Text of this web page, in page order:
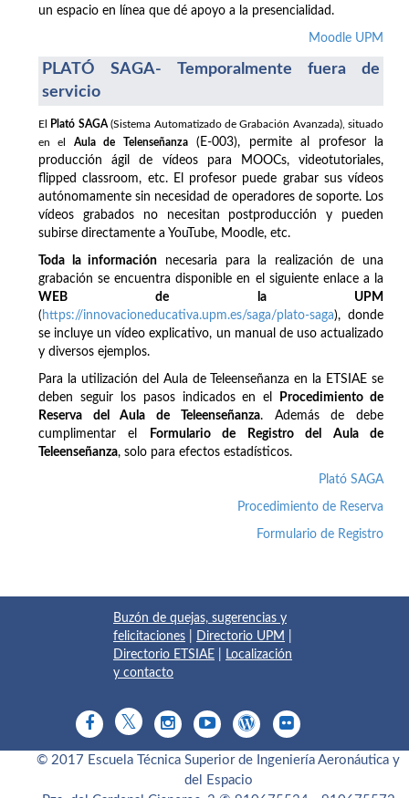
un espacio en línea que dé apoyo a la presencialidad.
Moodle UPM
PLATÓ SAGA- Temporalmente fuera de
servicio
El Plató SAGA(Sistema Automatizado de Grabación Avanzada), situado
en el Aula de Telenseñanza(E-003), permite al profesor la
producción ágil de vídeos para MOOCs, videotutoriales,
flipped classroom, etc. El profesor puede grabar sus vídeos
autónomamente sin necesidad de operadores de soporte. Los
vídeos grabados no necesitan postproducción y pueden
subirse directamente a YouTube, Moodle, etc.
Toda la información necesaria para la realización de una
grabación se encuentra disponible en el siguiente enlace a la
WEB de la UPM
( https://innovacioneducativa.upm.es/saga/plato-saga), donde
se incluye un vídeo explicativo, un manual de uso actualizado
y diversos ejemplos.
Para la utilización del Aula de Teleenseñanza en la ETSIAE se
deben seguir los pasos indicados en el
Procedimiento de
Reserva del Aula de Teleenseñanza. Además de debe
cumplimentar el
Formulario de Registro del Aula de
Teleenseñanza, solo para efectos estadísticos.
Plató SAGA
Procedimiento de Reserva
Formulario de Registro
Buzón de quejas, sugerencias y
felicitaciones
Directorio UPM
Directorio ETSIAE
Localización
y contacto
© 2017 Escuela Técnica Superior de Ingeniería Aeronáutica y
del Espacio